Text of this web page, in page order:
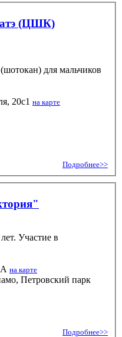
(ЦШК)
для мальчиков
20с1 на карте
Подробнее>>
Участие в
на карте
Петровский парк
Подробнее>>